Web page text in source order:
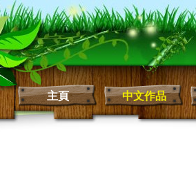
主頁 中文作品